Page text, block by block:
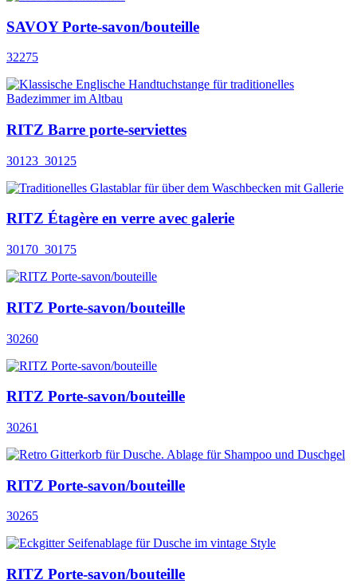
SAVOY Porte-savon/bouteille
32275
RITZ Barre porte-serviettes
30123_30125
RITZ Étagère en verre avec galerie
30170_30175
RITZ Porte-savon/bouteille
30260
RITZ Porte-savon/bouteille
30261
RITZ Porte-savon/bouteille
30265
RITZ Porte-savon/bouteille